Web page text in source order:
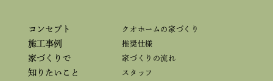
コンセプト
施工事例
家づくりで
知りたいこと
クオホームの家づくり
推奨仕様
家づくりの流れ
スタッフ